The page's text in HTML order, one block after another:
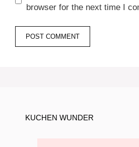
browser for the next time I
KUCHEN WUNDER